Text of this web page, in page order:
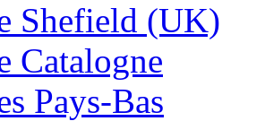
Shefield (UK)
Catalogne
Pays-Bas